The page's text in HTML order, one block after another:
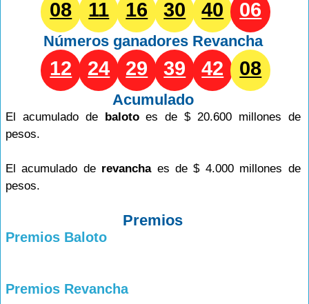
08 11 16 30 40 06
Números ganadores Revancha
12 24 29 39 42 08
Acumulado
El acumulado de balotoes de $ 20.600 millones de
pesos.
El acumulado de revanchaes de $ 4.000 millones de
pesos.
Premios
Premios Baloto
Premios Revancha